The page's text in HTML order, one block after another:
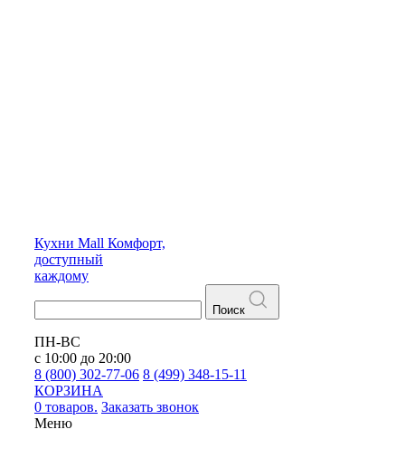
Кухни Mall Комфорт,
доступный
каждому
Поиск
ПН-ВС
с 10:00 до 20:00
8 (800) 302-77-06 8 (499) 348-15-11
КОРЗИНА
0 товаров. Заказать звонок
Меню